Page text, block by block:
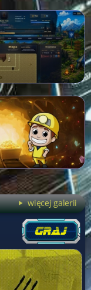
więcej galerii